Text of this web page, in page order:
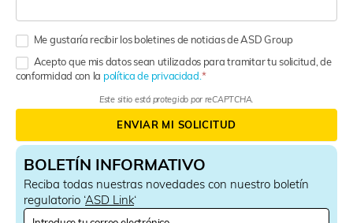
BOLETÍN INFORMATIVO
Reciba todas nuestras novedades con nuestro boletín
regulatorio ‘ASD Link‘
N
Me gustaría recibir los boletines de noticias de ASD Group
Acepto que mis datos sean utilizados para tramitar tu solicitud, de
conformidad con la política de privacidad.
Este sitio está protegido por reCAPTCHA.
ENVIAR MI SOLICITUD